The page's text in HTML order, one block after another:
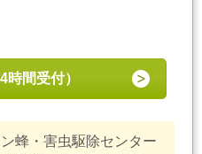
間受付）
蜂・害虫駆除センター